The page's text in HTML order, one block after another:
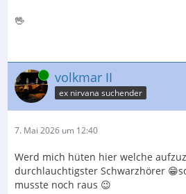
🖖
Online volkmar II
ex nirvana suchender
7. Mai 2026 um 12:40
Werd mich hüten hier welche
durchlauchtigster Schwarzhörer
musste noch raus 😉